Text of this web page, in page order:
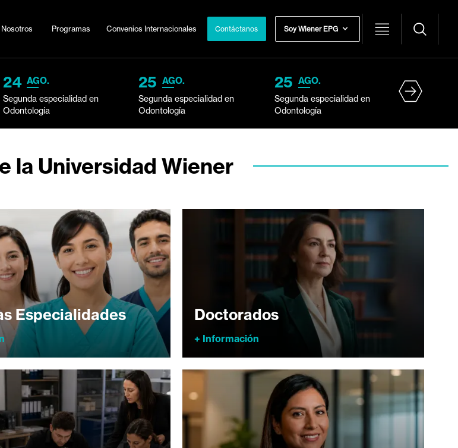
Inicio Nosotros Programas Convenios Internacionales Contáctanos Soy Wiener EPG
24 AGO.
Segunda especialidad en
Odontología
25 AGO.
Segunda especialidad en
Odontología
25 AGO.
Segunda especialidad en
Odontología
la Universidad Wiener
Especialidades Doctorados
+ Información